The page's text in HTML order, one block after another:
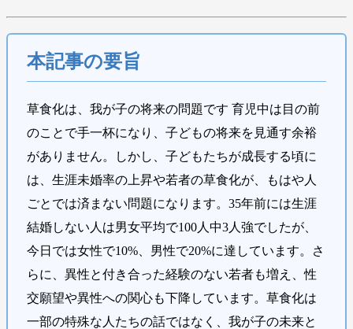
本記事の要旨
草食化は、我が子の将来の問題です 育児中は目の前
のことで手一杯になり、子どもの将来を見通す余裕
がありません。しかし、子どもたちが成長する頃に
は、生涯未婚率の上昇や若者の草食化が、もはや人
ごとでは済まない問題になります。35年前には生涯
結婚しない人は男女平均で100人中3人強でしたが、
今日では女性で10%、男性で20%に達しています。さ
らに、異性と付き合った経験のない若者も増え、性
交願望や異性への関心も下降しています。草食化は
一部の特殊な人たちの話ではなく、我が子の未来と